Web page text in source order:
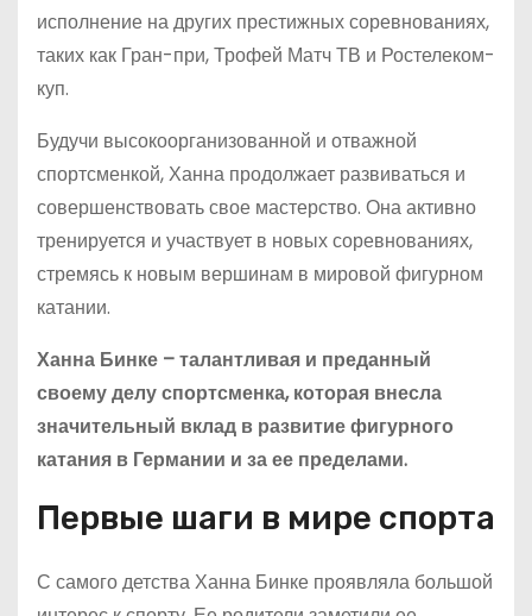
исполнение на других престижных соревнованиях,
таких как Гран-при, Трофей Матч ТВ и Ростелеком-
куп.
Будучи высокоорганизованной и отважной
спортсменкой, Ханна продолжает развиваться и
совершенствовать свое мастерство. Она активно
тренируется и участвует в новых соревнованиях,
стремясь к новым вершинам в мировой фигурном
катании.
Ханна Бинке – талантливая и преданный
своему делу спортсменка, которая внесла
значительный вклад в развитие фигурного
катания в Германии и за ее пределами.
Первые шаги в мире спорта
С самого детства Ханна Бинке проявляла большой